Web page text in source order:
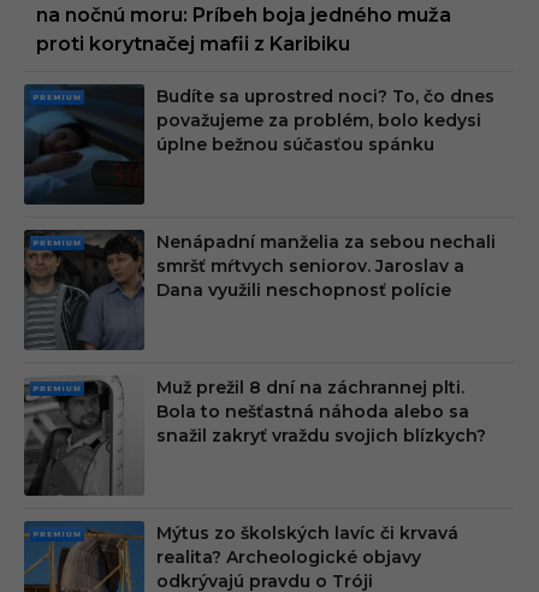
na nočnú moru: Príbeh boja jedného muža
proti korytnačej mafii z Karibiku
PRE
MIU
M
Budíte sa uprostred noci? To, čo dnes
považujeme za problém, bolo kedysi
úplne bežnou súčasťou spánku
PRE
MIU
M
Nenápadní manželia za sebou nechali
smršť mŕtvych seniorov. Jaroslav a
Dana využili neschopnosť polície
PRE
MIU
M
Muž prežil 8 dní na záchrannej plti.
Bola to nešťastná náhoda alebo sa
snažil zakryť vraždu svojich blízkych?
PRE
MIU
Mýtus zo školských lavíc či krvavá
realita? Archeologické objavy
odkrývajú pravdu o Tróji